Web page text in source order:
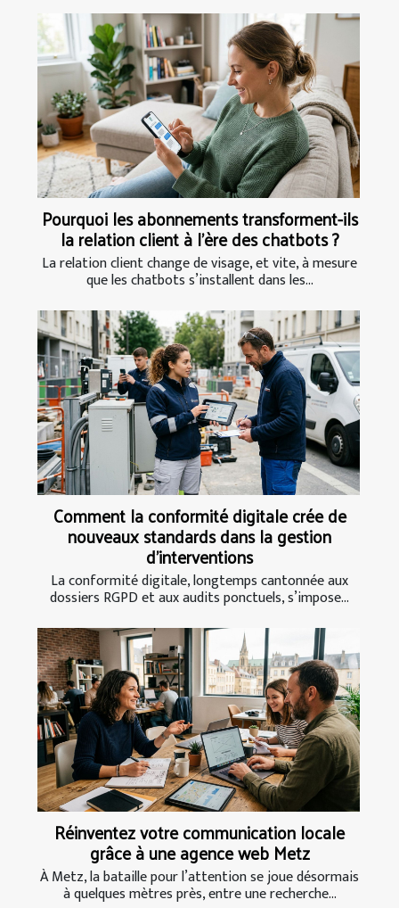
Pourquoi les abonnements transforment-ils
la relation client à l’ère des chatbots ?
La relation client change de visage, et vite, à mesure
que les chatbots s’installent dans les...
Comment la conformité digitale crée de
nouveaux standards dans la gestion
d’interventions
La conformité digitale, longtemps cantonnée aux
dossiers RGPD et aux audits ponctuels, s’impose...
Réinventez votre communication locale
grâce à une agence web Metz
À Metz, la bataille pour l’attention se joue désormais
à quelques mètres près, entre une recherche...